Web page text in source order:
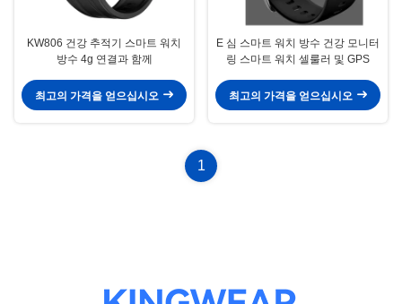
KW806 건강 추적기 스마트 워치
방수 4g 연결과 함께
최고의 가격을 얻으십시오
E 심 스마트 워치 방수 건강 모니터
링 스마트 워치 셀룰러 및 GPS
최고의 가격을 얻으십시오
1